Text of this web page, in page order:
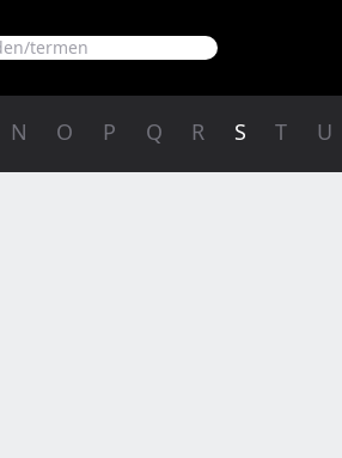
N O P Q R S T U